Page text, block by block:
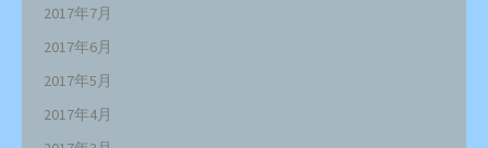
2017年7月
2017年6月
2017年5月
2017年4月